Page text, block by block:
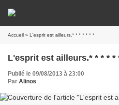
Accueil » L'esprit est ailleurs.* * * * * * *
L'esprit est ailleurs.* * * * *
Publié le 09/08/2013 à 23:00
Par Alinos